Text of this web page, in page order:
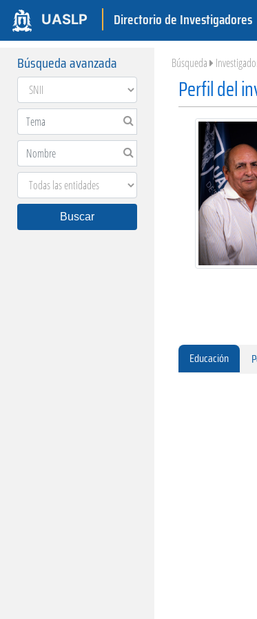
UASLP Directorio de Investigadores
Búsqueda avanzada
Buscar
Búsqueda
Perfil del
Educación